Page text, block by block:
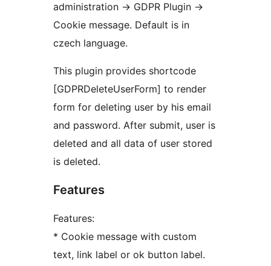
administration -> GDPR Plugin ->
Cookie message. Default is in
czech language.
This plugin provides shortcode
[GDPRDeleteUserForm] to render
form for deleting user by his email
and password. After submit, user is
deleted and all data of user stored
is deleted.
Features
Features:
* Cookie message with custom
text, link label or ok button label.